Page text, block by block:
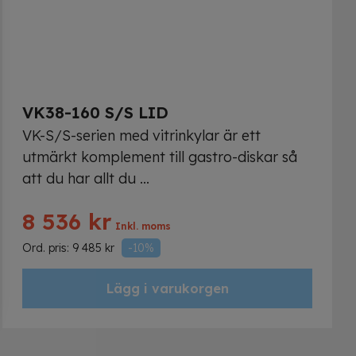
VK38-160 S/S LID
VK-S/S-serien med vitrinkylar är ett
utmärkt komplement till gastro-diskar så
att du har allt du ...
8 536 kr Inkl. moms
Ord. pris: 9 485 kr -10%
Lägg i varukorgen